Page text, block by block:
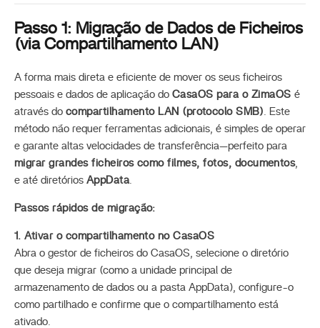
Passo 1: Migração de Dados de Ficheiros
(via Compartilhamento LAN)
A forma mais direta e eficiente de mover os seus ficheiros
pessoais e dados de aplicação do CasaOS para o ZimaOS é
através do compartilhamento LAN (protocolo SMB) . Este
método não requer ferramentas adicionais, é simples de operar
e garante altas velocidades de transferência—perfeito para
migrar grandes ficheiros como filmes, fotos, documentos,
e até diretórios AppData
Passos rápidos de migração:
1. Ativar o compartilhamento no CasaOS
Abra o gestor de ficheiros do CasaOS, selecione o diretório
que deseja migrar (como a unidade principal de
armazenamento de dados ou a pasta AppData), configure-o
como partilhado e confirme que o compartilhamento está
ativado.